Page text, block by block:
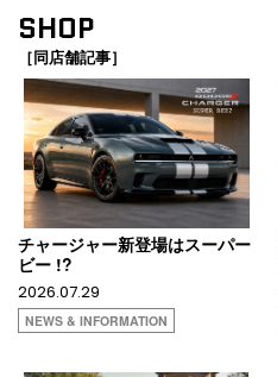
SHOP
［同店舗記事］
チャージャー新登場はスーパー
ビー !?
2026.07.29
NEWS & INFORMATION